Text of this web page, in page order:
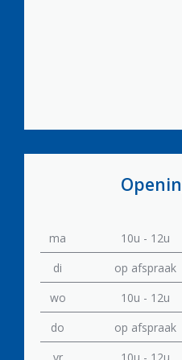
ma 10u - 12u
di
op afspraak
wo
10u - 12u
do
op afspraak